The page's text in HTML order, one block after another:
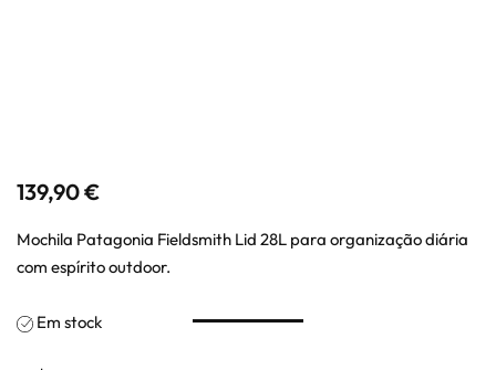
139,90€
Mochila Patagonia Fieldsmith Lid 28L para organização diária
com espírito outdoor.
Em stock